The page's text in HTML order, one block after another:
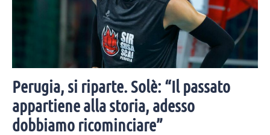
Perugia, si riparte. Solè: “Il passato
appartiene alla storia, adesso
dobbiamo ricominciare”